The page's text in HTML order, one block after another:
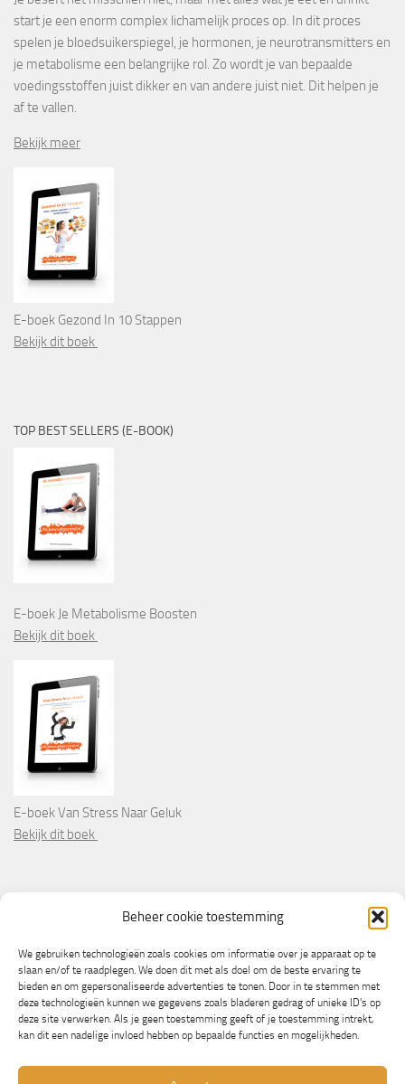
Beheer cookie toestemming
We gebruiken technologieën zoals cookies om informatie over je apparaat op te
slaan en/of te raadplegen. We doen dit met als doel om de beste ervaring te
bieden en om gepersonaliseerde advertenties te tonen. Door in te stemmen met
deze technologieën kunnen we gegevens zoals bladeren gedrag of unieke ID's op
deze site verwerken. Als je geen toestemming geeft of je toestemming intrekt,
kan dit een nadelige invloed hebben op bepaalde functies en mogelijkheden.
start je een enorm complex lichamelijk proces op. In dit proces
spelen je bloedsuikerspiegel, je hormonen, je neurotransmitters en
je metabolisme een belangrijke rol. Zo wordt je van bepaalde
voedingsstoffen juist dikker en van andere juist niet. Dit helpen je
af te vallen.
Bekijk meer
E-boek Gezond In 10 Stappen
Bekijk dit boek
TOP BEST SELLERS (E-BOOK)
E-boek Je Metabolisme Boosten
Bekijk dit boek
E-boek Van Stress Naar Geluk
Bekijk dit boek